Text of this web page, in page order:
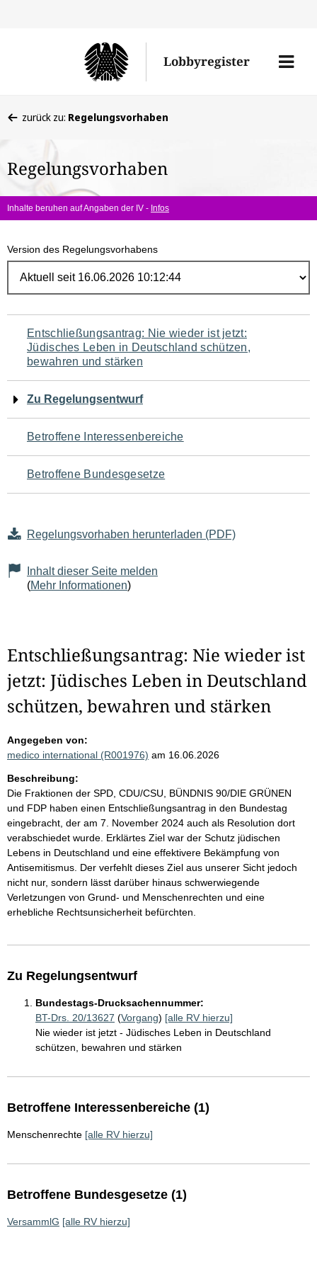
Lobbyregister
Menü
befinden
hier:
zurück zu: Regelungsvorhaben
Regelungsvorhaben
Inhalte beruhen auf Angaben der IV - Infos
Version des Regelungsvorhabens
Navigation
für
den
Seiteninhalt
Entschließungsantrag: Nie wieder ist jetzt:
Jüdisches Leben in Deutschland schützen,
bewahren und stärken
Zu Regelungsentwurf
Betroffene Interessenbereiche
Betroffene Bundesgesetze
Regelungsvorhaben herunterladen (PDF)
Inhalt dieser Seite melden
(Mehr Informationen)
Entschließungsantrag: Nie wieder ist
jetzt: Jüdisches Leben in Deutschland
schützen, bewahren und stärken
Angegeben von:
medico international (R001976) am 16.06.2026
Beschreibung:
Die Fraktionen der SPD, CDU/CSU, BÜNDNIS 90/DIE GRÜNEN
und FDP haben einen Entschließungsantrag in den Bundestag
eingebracht, der am 7. November 2024 auch als Resolution dort
verabschiedet wurde. Erklärtes Ziel war der Schutz jüdischen
Lebens in Deutschland und eine effektivere Bekämpfung von
Antisemitismus. Der verfehlt dieses Ziel aus unserer Sicht jedoch
nicht nur, sondern lässt darüber hinaus schwerwiegende
Verletzungen von Grund- und Menschenrechten und eine
erhebliche Rechtsunsicherheit befürchten.
Zu Regelungsentwurf
Bundestags-Drucksachennummer:
BT-Drs. 20/13627 (Vorgang) [alle RV hierzu]
Nie wieder ist jetzt - Jüdisches Leben in Deutschland
schützen, bewahren und stärken
Betroffene Interessenbereiche (1)
Menschenrechte [alle RV hierzu]
Betroffene Bundesgesetze (1)
VersammlG [alle RV hierzu]